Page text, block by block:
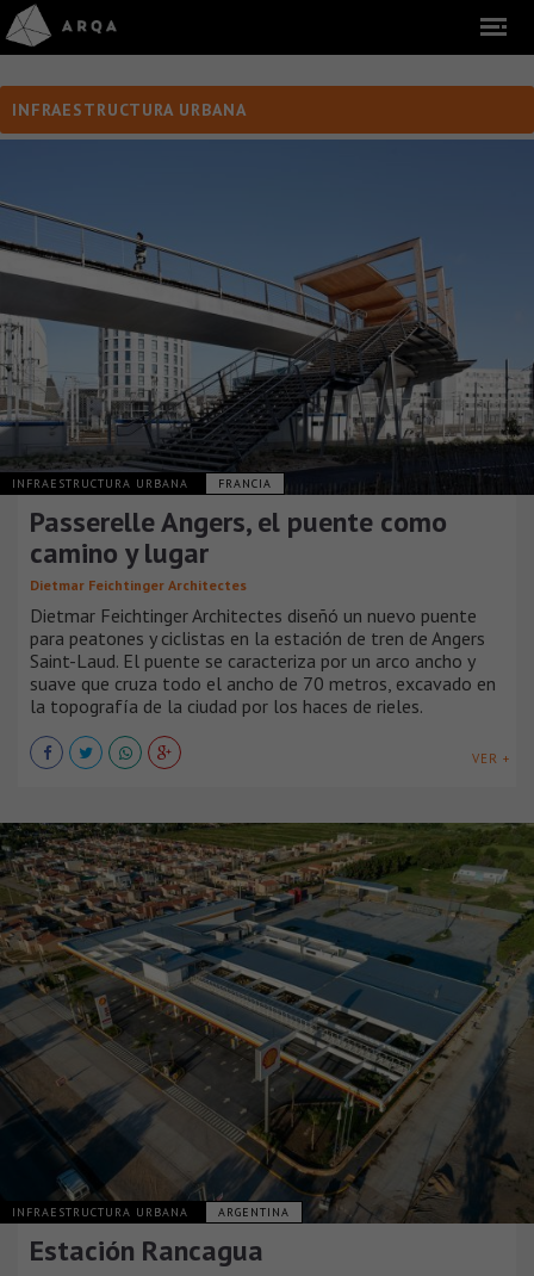
INFRAESTRUCTURA URBANA
INFRAESTRUCTURA URBANA FRANCIA
Passerelle Angers, el puente como
camino y lugar
Dietmar Feichtinger Architectes
Dietmar Feichtinger Architectes diseñó un nuevo puente
para peatones y ciclistas en la estación de tren de Angers
Saint-Laud. El puente se caracteriza por un arco ancho y
suave que cruza todo el ancho de 70 metros, excavado en
la topografía de la ciudad por los haces de rieles.
VER +
INFRAESTRUCTURA URBANA ARGENTINA
Estación Rancagua